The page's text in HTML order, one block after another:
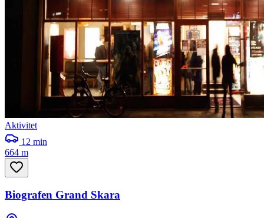
Aktivitet
12 min
664 m
Biografen Grand Skara